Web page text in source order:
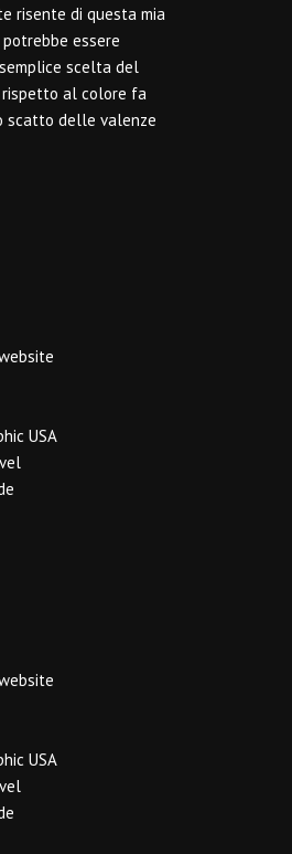
risente di questa mia
potrebbe essere
scelta del
rispetto al colore fa
scatto delle valenze
USA
USA